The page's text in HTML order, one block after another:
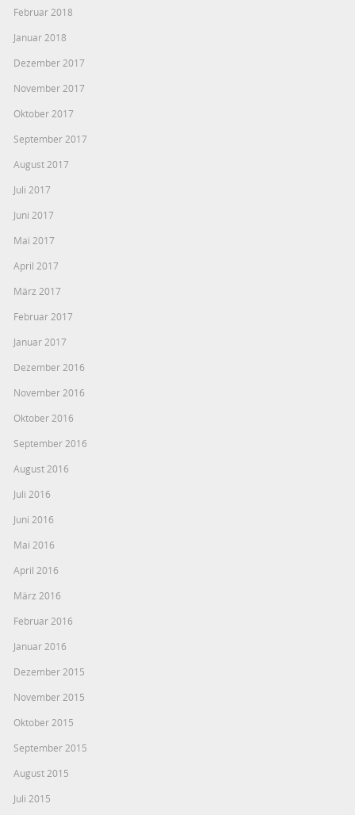
Februar 2018
Januar 2018
Dezember 2017
November 2017
Oktober 2017
September 2017
August 2017
Juli 2017
Juni 2017
Mai 2017
April 2017
März 2017
Februar 2017
Januar 2017
Dezember 2016
November 2016
Oktober 2016
September 2016
August 2016
Juli 2016
Juni 2016
Mai 2016
April 2016
März 2016
Februar 2016
Januar 2016
Dezember 2015
November 2015
Oktober 2015
September 2015
August 2015
Juli 2015